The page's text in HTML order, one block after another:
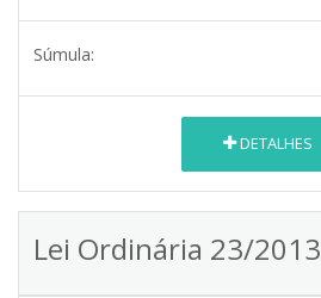
Súmula:
DETALHES
Lei Ordinária 23/2013